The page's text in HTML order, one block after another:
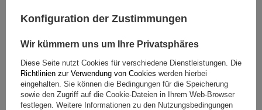
Warenkorb
Konfiguration der Zustimmungen
Wir kümmern uns um Ihre Privatsphäres
Diese Seite nutzt Cookies für verschiedene Dienstleistungen. Die
Richtlinien zur Verwendung von Cookies werden hierbei
eingehalten. Sie können die Bedingungen für die Speicherung
sowie den Zugriff auf die Cookie-Dateien in Ihrem Web-Browser
festlegen. Weitere Informationen zu den Nutzungsbedingungen